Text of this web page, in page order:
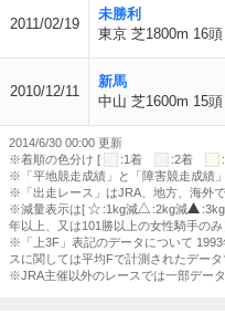
2011/02/19
未勝利
東京 芝1800m 16頭
2010/12/11
新馬
中山 芝1600m 15頭
2014/6/30 00:00 更新
※着順の色分け [
:1着 :2着
※「平地競走成績」と「障害競走成績
※「出走レース」はJRA、地方、海外
※減量表示は[
:1kg減 :2kg減
年以上、又は101勝以上の女性騎手のみ
※「上3F」表記のデータについて
スに関しては平均Fで計測されたデータ
※JRA主催以外のレースでは一部デー